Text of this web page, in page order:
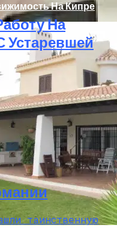
Бетон?
Разрушают
На Кипре
На
Устаревшей